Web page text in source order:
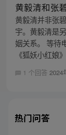
黄毅清和张
黄毅清并非张
宇。黄毅清是
姻关系。 等待
《狐妖小红娘
1 个回答 2024
热门问答